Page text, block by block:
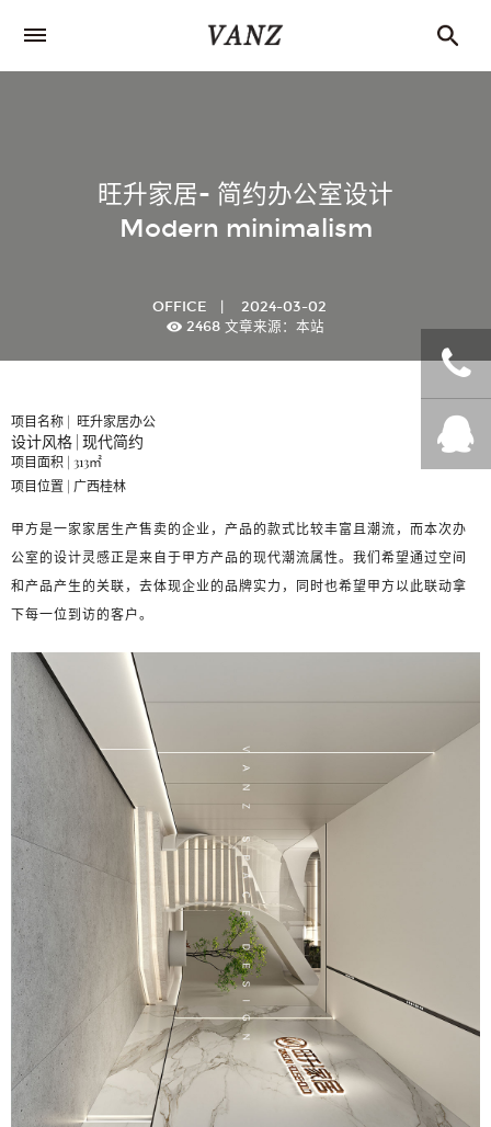
旺升家居- 简约办公室设计
Modern minimalism
OFFICE | 2024-03-02
2468 文章来源：本站
项目名称 | 旺升家居办公
设计风格 | 现代简约
项目面积 | 313㎡
项目位置 | 广西桂林
甲方是一家家居生产售卖的企业，产品的款式比较丰富且潮流，而本次办
公室的设计灵感正是来自于甲方产品的现代潮流属性。我们希望通过空间
和产品产生的关联，去体现企业的品牌实力，同时也希望甲方以此联动拿
下每一位到访的客户。
+86